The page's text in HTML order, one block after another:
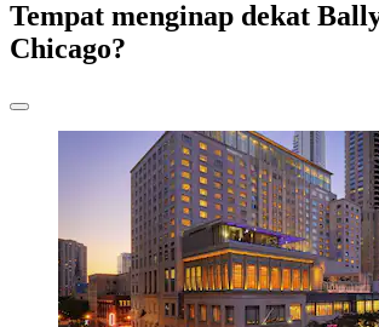
Tempat menginap dekat
Chicago?